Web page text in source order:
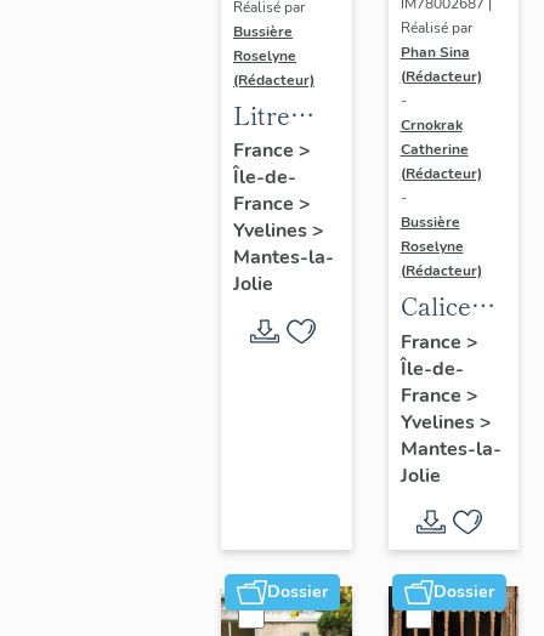
Réalisé par
Bussière
Roselyne
(Rédacteur)
Litre
funéraire
du
prince
de Conti
France >
Île-de-
France >
Yvelines>
Mantes-la-
Jolie
Réalisé par
Phan Sina
(Rédacteur)
-
Crnokrak
Catherine
(Rédacteur)
-
Bussière
Roselyne
(Rédacteur)
Calice
n°2 et sa
patène
France >
Île-de-
France >
Yvelines>
Mantes-la-
Jolie
Dossier Dossier